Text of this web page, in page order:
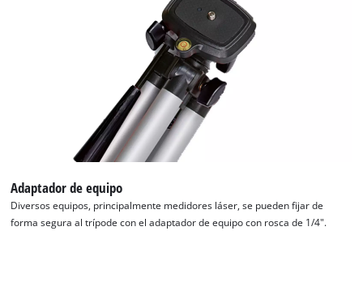
Adaptador de equipo
Diversos equipos, principalmente medidores láser, se pueden fijar de
forma segura al trípode con el adaptador de equipo con rosca de 1/4".